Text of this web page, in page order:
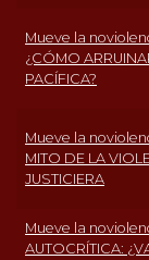
Mueve la
¿CÓMO
PACÍFICA?
Mueve la
MITO DE LA
JUSTICIERA
Mueve la
AUTOCRÍTICA: